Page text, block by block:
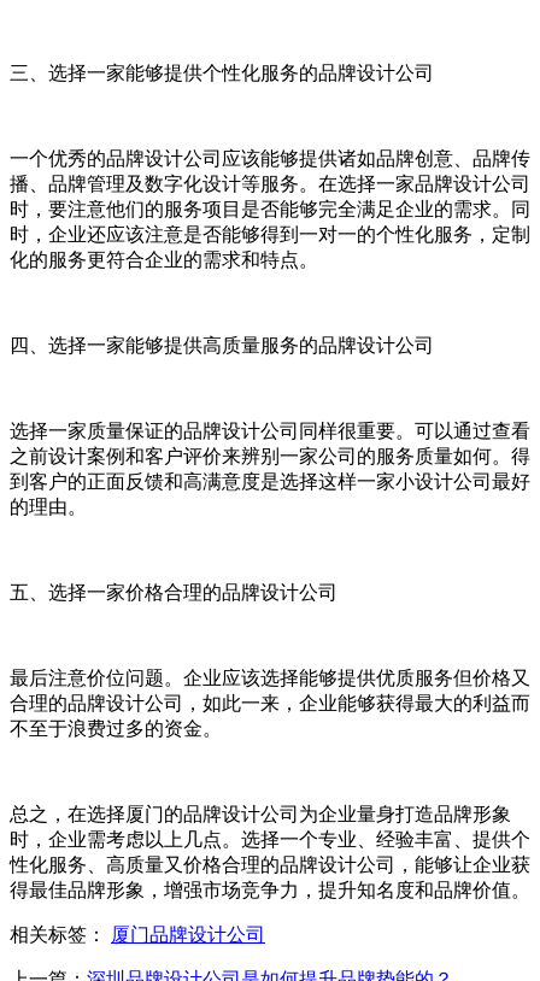
三、选择一家能够提供个性化服务的品牌设计公司
一个优秀的品牌设计公司应该能够提供诸如品牌创意、品牌传
播、品牌管理及数字化设计等服务。在选择一家品牌设计公司
时，要注意他们的服务项目是否能够完全满足企业的需求。同
时，企业还应该注意是否能够得到一对一的个性化服务，定制
化的服务更符合企业的需求和特点。
四、选择一家能够提供高质量服务的品牌设计公司
选择一家质量保证的品牌设计公司同样很重要。可以通过查看
之前设计案例和客户评价来辨别一家公司的服务质量如何。得
到客户的正面反馈和高满意度是选择这样一家小设计公司最好
的理由。
五、选择一家价格合理的品牌设计公司
最后注意价位问题。企业应该选择能够提供优质服务但价格又
合理的品牌设计公司，如此一来，企业能够获得最大的利益而
不至于浪费过多的资金。
总之，在选择厦门的品牌设计公司为企业量身打造品牌形象
时，企业需考虑以上几点。选择一个专业、经验丰富、提供个
性化服务、高质量又价格合理的品牌设计公司，能够让企业获
得最佳品牌形象，增强市场竞争力，提升知名度和品牌价值。
相关标签： 厦门品牌设计公司